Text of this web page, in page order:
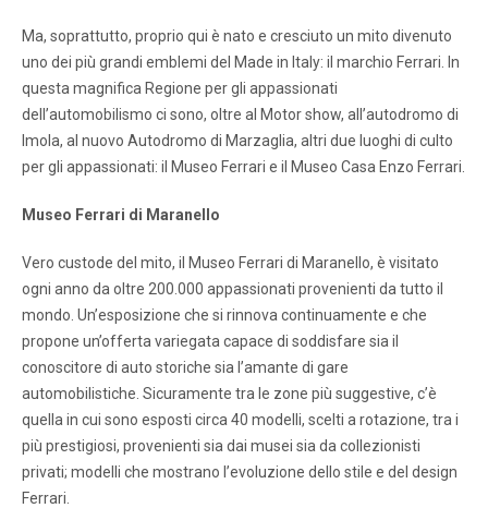
Ma, soprattutto, proprio qui è nato e cresciuto un mito divenuto
uno dei più grandi emblemi del Made in Italy: il marchio Ferrari. In
questa magnifica Regione per gli appassionati
dell’automobilismo ci sono, oltre al Motor show, all’autodromo di
Imola, al nuovo Autodromo di Marzaglia, altri due luoghi di culto
per gli appassionati: il Museo Ferrari e il Museo Casa Enzo Ferrari.
Museo Ferrari di Maranello
Vero custode del mito, il Museo Ferrari di Maranello, è visitato
ogni anno da oltre 200.000 appassionati provenienti da tutto il
mondo. Un’esposizione che si rinnova continuamente e che
propone un’offerta variegata capace di soddisfare sia il
conoscitore di auto storiche sia l’amante di gare
automobilistiche. Sicuramente tra le zone più suggestive, c’è
quella in cui sono esposti circa 40 modelli, scelti a rotazione, tra i
più prestigiosi, provenienti sia dai musei sia da collezionisti
privati; modelli che mostrano l’evoluzione dello stile e del design
Ferrari.